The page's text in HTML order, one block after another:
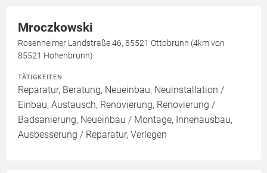
Mroczkowski
Rosenheimer Landstraße 46, 85521 Ottobrunn (4km von
85521 Hohenbrunn)
TÄTIGKEITEN
Reparatur, Beratung, Neueinbau, Neuinstallation /
Einbau, Austausch, Renovierung, Renovierung /
Badsanierung, Neueinbau / Montage, Innenausbau,
Ausbesserung / Reparatur, Verlegen